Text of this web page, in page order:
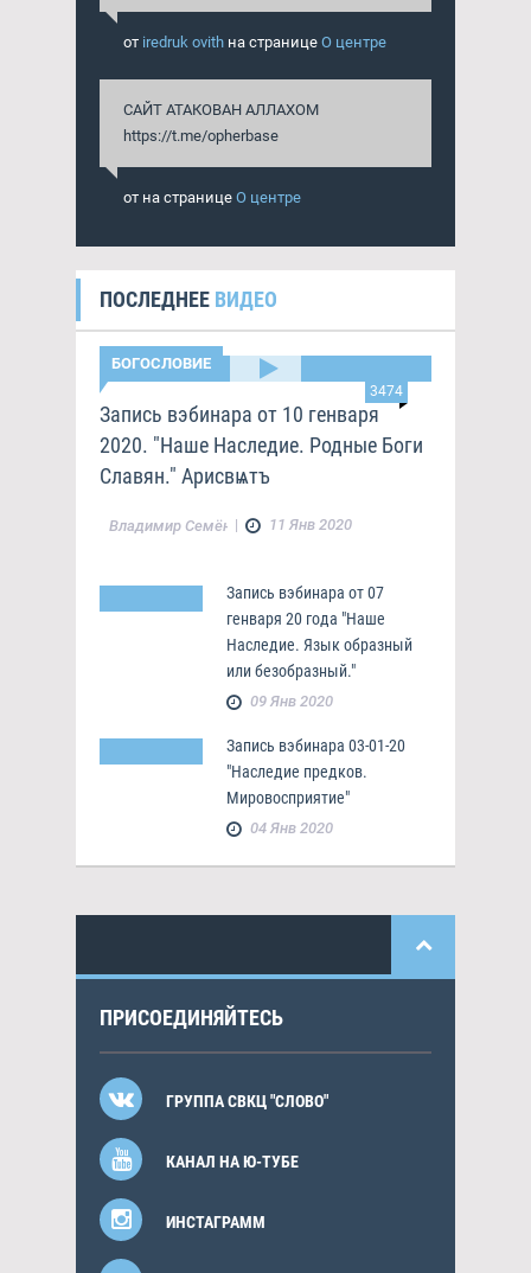
от iredruk ovith на странице О центре
САЙТ АТАКОВАН АЛЛАХОМ
https://t.me/opherbase
от на странице О центре
ПОСЛЕДНЕЕ ВИДЕО
3474
БОГОСЛОВИЕ
Запись вэбинара от 10 генваря
2020. "Наше Наследие. Родные Боги
Славян." Арисвѩтъ
Владимир Семёнов
| 11 Янв 2020
Запись вэбинара от 07
генваря 20 года "Наше
Наследие. Язык образный
или безобразный."
09 Янв 2020
Запись вэбинара 03-01-20
"Наследие предков.
Мировосприятие"
04 Янв 2020
ПРИСОЕДИНЯЙТЕСЬ
ГРУППА СВКЦ "СЛОВО"
КАНАЛ НА Ю-ТУБЕ
ИНСТАГРАММ